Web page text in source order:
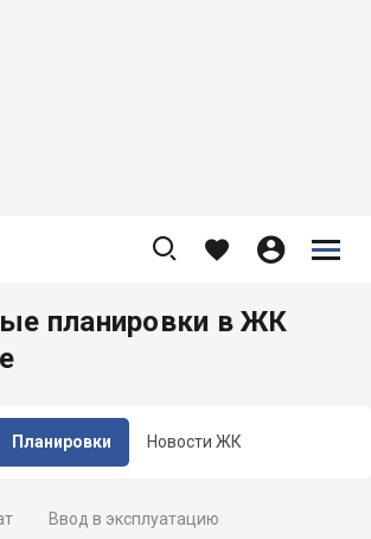
   


Планировки Новости ЖК
планировки в ЖК
Ввод в эксплуатацию